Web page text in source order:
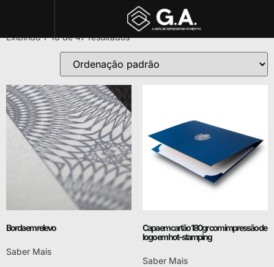
Exibindo 1–16 de 47 resultados
Borda em relevo
Saber Mais
Capa em cartão 180gr com impressão de
logo em hot-stamping
Saber Mais